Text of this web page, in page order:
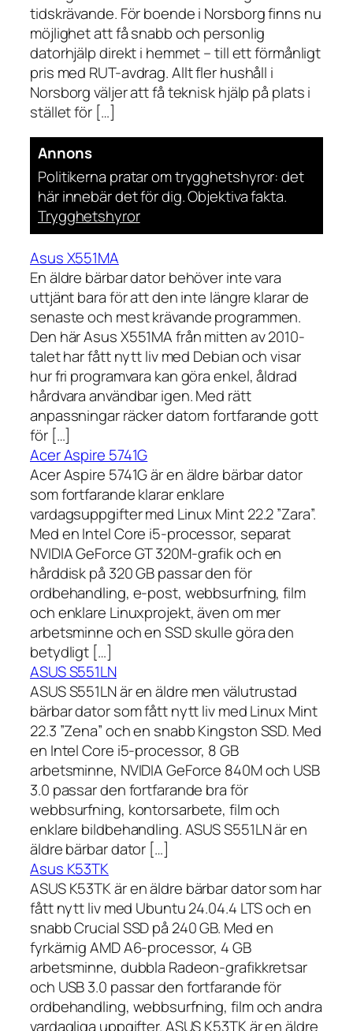
tidskrävande. För boende i Norsborg finns nu
möjlighet att få snabb och personlig
datorhjälp direkt i hemmet – till ett förmånligt
pris med RUT-avdrag. Allt fler hushåll i
Norsborg väljer att få teknisk hjälp på plats i
stället för […]
Annons
Politikerna pratar om trygghetshyror: det
här innebär det för dig. Objektiva fakta.
Trygghetshyror
Asus X551MA
En äldre bärbar dator behöver inte vara
uttjänt bara för att den inte längre klarar de
senaste och mest krävande programmen.
Den här Asus X551MA från mitten av 2010-
talet har fått nytt liv med Debian och visar
hur fri programvara kan göra enkel, åldrad
hårdvara användbar igen. Med rätt
anpassningar räcker datorn fortfarande gott
för […]
Acer Aspire 5741G
Acer Aspire 5741G är en äldre bärbar dator
som fortfarande klarar enklare
vardagsuppgifter med Linux Mint 22.2 ”Zara”.
Med en Intel Core i5-processor, separat
NVIDIA GeForce GT 320M-grafik och en
hårddisk på 320 GB passar den för
ordbehandling, e-post, webbsurfning, film
och enklare Linuxprojekt, även om mer
arbetsminne och en SSD skulle göra den
betydligt […]
ASUS S551LN
ASUS S551LN är en äldre men välutrustad
bärbar dator som fått nytt liv med Linux Mint
22.3 ”Zena” och en snabb Kingston SSD. Med
en Intel Core i5-processor, 8 GB
arbetsminne, NVIDIA GeForce 840M och USB
3.0 passar den fortfarande bra för
webbsurfning, kontorsarbete, film och
enklare bildbehandling. ASUS S551LN är en
äldre bärbar dator […]
Asus K53TK
ASUS K53TK är en äldre bärbar dator som har
fått nytt liv med Ubuntu 24.04.4 LTS och en
snabb Crucial SSD på 240 GB. Med en
fyrkärnig AMD A6-processor, 4 GB
arbetsminne, dubbla Radeon-grafikkretsar
och USB 3.0 passar den fortfarande för
ordbehandling, webbsurfning, film och andra
vardagliga uppgifter. ASUS K53TK är en äldre